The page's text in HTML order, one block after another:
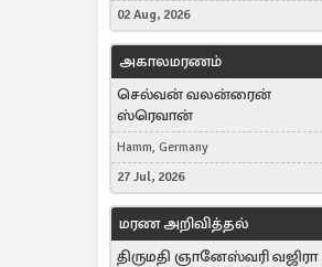
02 Aug, 2026
அகாலமரணம்
செல்வன் வலன்ரைன்
ஸ்ரெவான்
Hamm, Germany
27 Jul, 2026
மரண அறிவித்தல்
திருமதி ஞானேஸ்வரி வஜிரா